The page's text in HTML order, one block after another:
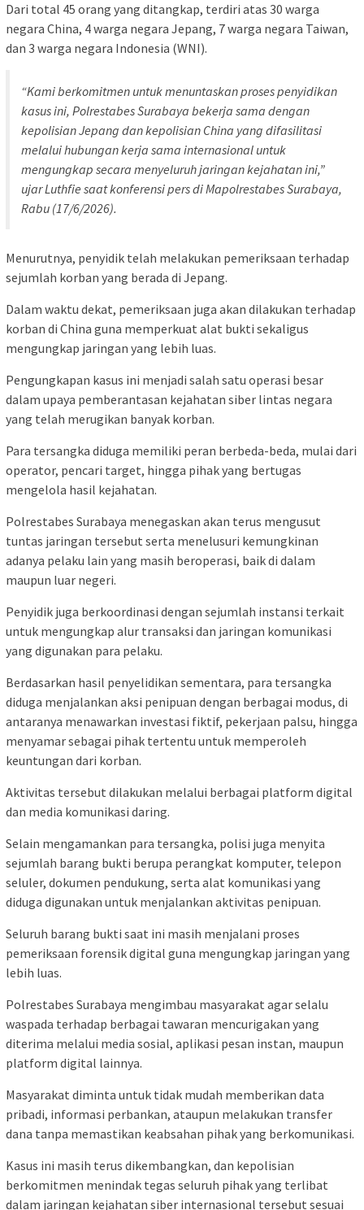
Dari total 45 orang yang ditangkap, terdiri atas 30 warga
negara China, 4 warga negara Jepang, 7 warga negara Taiwan,
dan 3 warga negara Indonesia (WNI).
“Kami berkomitmen untuk menuntaskan proses penyidikan
kasus ini, Polrestabes Surabaya bekerja sama dengan
kepolisian Jepang dan kepolisian China yang difasilitasi
melalui hubungan kerja sama internasional untuk
mengungkap secara menyeluruh jaringan kejahatan ini,”
ujar Luthfie saat konferensi pers di Mapolrestabes Surabaya,
Rabu (17/6/2026).
Menurutnya, penyidik telah melakukan pemeriksaan terhadap
sejumlah korban yang berada di Jepang.
Dalam waktu dekat, pemeriksaan juga akan dilakukan terhadap
korban di China guna memperkuat alat bukti sekaligus
mengungkap jaringan yang lebih luas.
Pengungkapan kasus ini menjadi salah satu operasi besar
dalam upaya pemberantasan kejahatan siber lintas negara
yang telah merugikan banyak korban.
Para tersangka diduga memiliki peran berbeda-beda, mulai dari
operator, pencari target, hingga pihak yang bertugas
mengelola hasil kejahatan.
Polrestabes Surabaya menegaskan akan terus mengusut
tuntas jaringan tersebut serta menelusuri kemungkinan
adanya pelaku lain yang masih beroperasi, baik di dalam
maupun luar negeri.
Penyidik juga berkoordinasi dengan sejumlah instansi terkait
untuk mengungkap alur transaksi dan jaringan komunikasi
yang digunakan para pelaku.
Berdasarkan hasil penyelidikan sementara, para tersangka
diduga menjalankan aksi penipuan dengan berbagai modus, di
antaranya menawarkan investasi fiktif, pekerjaan palsu, hingga
menyamar sebagai pihak tertentu untuk memperoleh
keuntungan dari korban.
Aktivitas tersebut dilakukan melalui berbagai platform digital
dan media komunikasi daring.
Selain mengamankan para tersangka, polisi juga menyita
sejumlah barang bukti berupa perangkat komputer, telepon
seluler, dokumen pendukung, serta alat komunikasi yang
diduga digunakan untuk menjalankan aktivitas penipuan.
Seluruh barang bukti saat ini masih menjalani proses
pemeriksaan forensik digital guna mengungkap jaringan yang
lebih luas.
Polrestabes Surabaya mengimbau masyarakat agar selalu
waspada terhadap berbagai tawaran mencurigakan yang
diterima melalui media sosial, aplikasi pesan instan, maupun
platform digital lainnya.
Masyarakat diminta untuk tidak mudah memberikan data
pribadi, informasi perbankan, ataupun melakukan transfer
dana tanpa memastikan keabsahan pihak yang berkomunikasi.
Kasus ini masih terus dikembangkan, dan kepolisian
berkomitmen menindak tegas seluruh pihak yang terlibat
dalam jaringan kejahatan siber internasional tersebut sesuai